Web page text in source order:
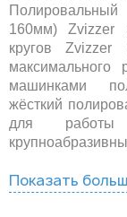
160мм) Zvizzer
кругов
максимального
машинками
жёсткий
для
Показать